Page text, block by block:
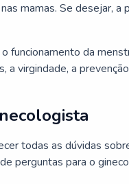
mamas. Se desejar, a
funcionamento da
virgindade, a
todas as dúvidas
perguntas para o